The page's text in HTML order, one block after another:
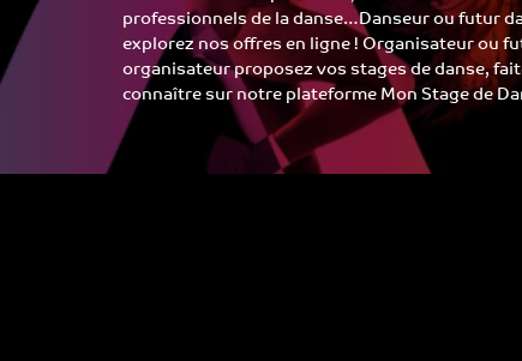
professionnels de la danse…Danseur ou futur
explorez nos offres en ligne ! Organisateur ou
organisateur proposez vos stages de danse,
connaître sur notre plateforme Mon Stage de